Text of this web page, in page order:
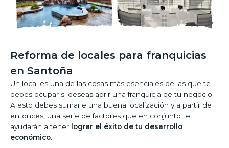
Reforma de locales para franquicias
en Santoña
Un local es una de las cosas más esenciales de las que te
debes ocupar si deseas abrir una franquicia de tu negocio.
A esto debes sumarle una buena localización y a partir de
entonces, una serie de factores que en conjunto te
ayudarán a tener lograr el éxito de tu desarrollo
económico.